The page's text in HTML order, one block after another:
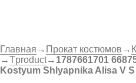
Главная → Прокат костюмов →
→Tproduct→ 1787661701
Kostyum Shlyapnika Alisa V S